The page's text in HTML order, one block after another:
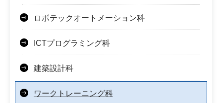
ロボテックオートメーション科
ICTプログラミング科
建築設計科
ワークトレーニング科